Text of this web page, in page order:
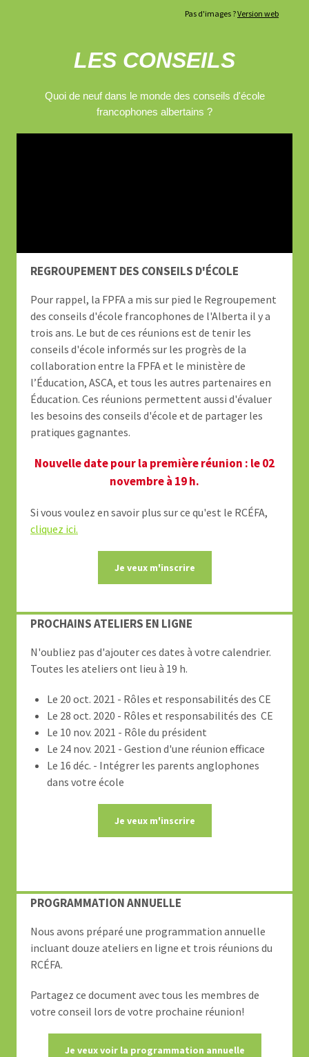
Pas d'images ?Version web
LES CONSEILS
Quoi de neuf dans le monde des conseils d'école
francophones albertains ?
REGROUPEMENT DES CONSEILS D'ÉCOLE
Pour rappel, la FPFA a mis sur pied le Regroupement
des conseils d'école francophones de l'Alberta il y a
trois ans. Le but de ces réunions est de tenir les
conseils d'école informés sur les progrès de la
collaboration entre la FPFA et le ministère de
l’Éducation, ASCA, et tous les autres partenaires en
Éducation. Ces réunions permettent aussi d'évaluer
les besoins des conseils d'école et de partager les
pratiques gagnantes.
Nouvelle date pour la première réunion : le 02
novembre à 19 h.
Si vous voulez en savoir plus sur ce qu'est le RCÉFA,
cliquez ici.
Je veux m'inscrire
PROCHAINS ATELIERS EN LIGNE
N'oubliez pas d'ajouter ces dates à votre calendrier.
Toutes les ateliers ont lieu à 19 h.
Le 20 oct. 2021 - Rôles et responsabilités des CE
Le 28 oct. 2020 - Rôles et responsabilités des CE
Le 10 nov. 2021 - Rôle du président
Le 24 nov. 2021 - Gestion d'une réunion efficace
Le 16 déc. - Intégrer les parents anglophones
dans votre école
Je veux m'inscrire
PROGRAMMATION ANNUELLE
Nous avons préparé une programmation annuelle
incluant douze ateliers en ligne et trois réunions du
RCÉFA.
Partagez ce document avec tous les membres de
votre conseil lors de votre prochaine réunion!
Je veux voir la programmation annuelle